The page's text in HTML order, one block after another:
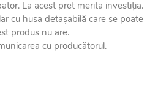
La acest pret merita investiția.
cu husa detașabilă care se poate
produs nu are.
cu producătorul.